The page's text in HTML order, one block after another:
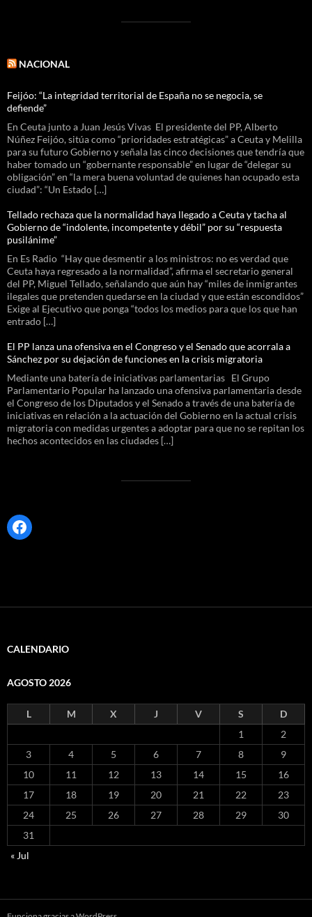
NACIONAL
Feijóo: “La integridad territorial de España no se negocia, se
defiende”
En Ceuta junto a Juan Jesús Vivas El presidente del PP, Alberto
Núñez Feijóo, sitúa como “prioridades estratégicas” a Ceuta y Melilla
para su futuro Gobierno y señala las cinco decisiones que tendría que
haber tomado un “gobernante responsable” en lugar de “delegar su
obligación” en “la mera buena voluntad de quienes han ocupado esta
ciudad”: “Un Estado […]
Tellado rechaza que la normalidad haya llegado a Ceuta y tacha al
Gobierno de “indolente, incompetente y débil” por su “respuesta
pusilánime”
En Es Radio “Hay que desmentir a los ministros: no es verdad que
Ceuta haya regresado a la normalidad”, afirma el secretario general
del PP, Miguel Tellado, señalando que aún hay “miles de inmigrantes
ilegales que pretenden quedarse en la ciudad y que están escondidos”
Exige al Ejecutivo que ponga “todos los medios para que los que han
entrado […]
El PP lanza una ofensiva en el Congreso y el Senado que acorrala a
Sánchez por su dejación de funciones en la crisis migratoria
Mediante una batería de iniciativas parlamentarias El Grupo
Parlamentario Popular ha lanzado una ofensiva parlamentaria desde
el Congreso de los Diputados y el Senado a través de una batería de
iniciativas en relación a la actuación del Gobierno en la actual crisis
migratoria con medidas urgentes a adoptar para que no se repitan los
hechos acontecidos en las ciudades […]
Facebook
CALENDARIO
AGOSTO 2026
L M X J V S
D
1
2
3
4 5 6 7 8
9
10
11 12 13 14 15
16
17
18 19 20 21 22
23
24
25 26 27 28 29
30
31
« Jul